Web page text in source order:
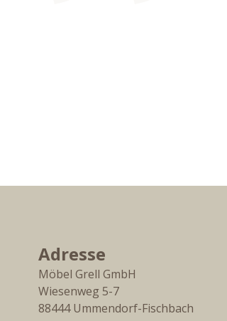
Adresse
Möbel Grell GmbH
Wiesenweg 5-7
88444 Ummendorf-Fischbach